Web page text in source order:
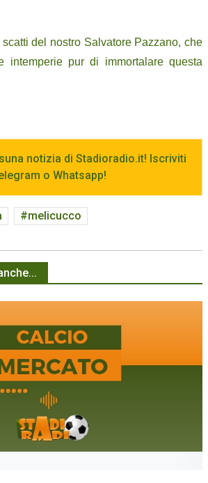
del nostro Salvatore Pazzano, che
intemperie pur di immortalare questa
notizia di Stadioradio.it! Iscriviti
o Whatsapp!
melicucco